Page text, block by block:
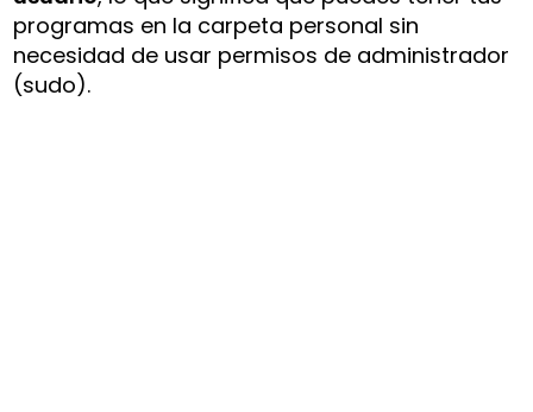
programas en la carpeta personal sin
necesidad de usar permisos de administrador
(sudo).